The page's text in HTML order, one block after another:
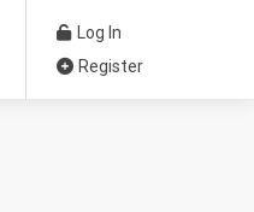
Log In
Register